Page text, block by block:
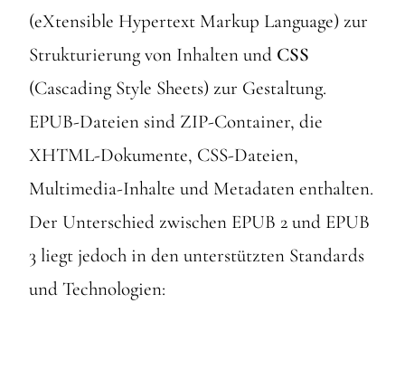
(eXtensible Hypertext Markup Language) zur
Strukturierung von Inhalten und CSS
(Cascading Style Sheets) zur Gestaltung.
EPUB-Dateien sind ZIP-Container, die
XHTML-Dokumente, CSS-Dateien,
Multimedia-Inhalte und Metadaten enthalten.
Der Unterschied zwischen EPUB 2 und EPUB
3 liegt jedoch in den unterstützten Standards
und Technologien: